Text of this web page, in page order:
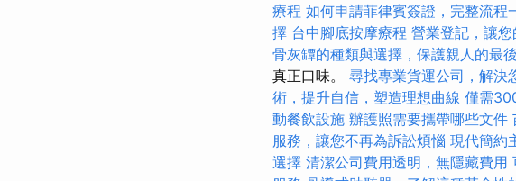
療程 如何申請菲律賓簽證，完整流程
擇 台中腳底按摩療程 營業登記，讓
骨灰罈的種類與選擇，保護親人的最
真正口味。 尋找專業貨運公司，解決
術，提升自信，塑造理想曲線 僅需
動餐飲設施 辦護照需要攜帶哪些文件
服務，讓您不再為訴訟煩惱 現代簡約
選擇 清潔公司費用透明，無隱藏費用